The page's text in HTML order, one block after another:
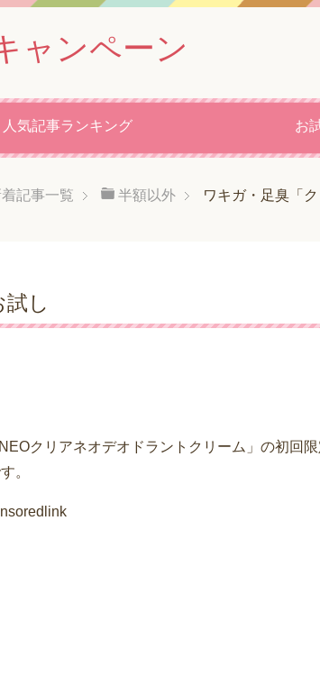
ャンペーン
人気記事ランキング お
記事一覧 半額以外 ワキガ・足臭「
し
クリアネオデオドラントクリーム」の初回限
。